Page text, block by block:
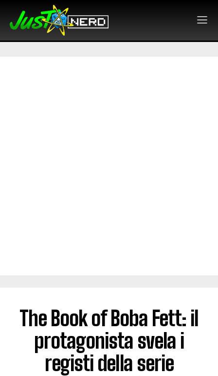
The Book of Boba Fett: il
protagonista svela i
registi della serie